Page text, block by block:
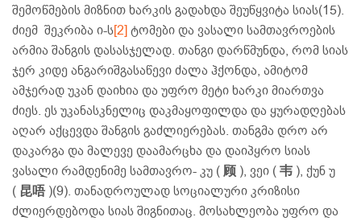
შემოწმების მიზნით ხარკის გადახდა შეუწყვიტა სიას(15).
ძიემ შეკრიბა ი-ს[2]ტომები და ვასალი სამთავროების
არმია შანგის დასასჯელად. თანგი დარწმუნდა, რომ სიას
ჯერ კიდე ანგარიშგასაწევი ძალა ჰქონდა, ამიტომ
ამჯერად უკან დაიხია და უფრო მეტი ხარკი მიართვა
ძიეს. ეს უკანასკნელიც დაკმაყოფილდა და ყურადღებას
აღარ აქცევდა შანგის გაძლიერებას. თანგმა დრო არ
დაკარგა და მალევე დაამარცხა და დაიპყრო სიას
ვასალი რამდენიმე სამთავრო- კუ (顾 ), ვეი (韦 ), ქუნ უ
( 昆唔 )(9). თანადროულად სოციალური კრიზისი
ძლიერდებოდა სიას შიგნითაც. მოსახლეობა უფრო და